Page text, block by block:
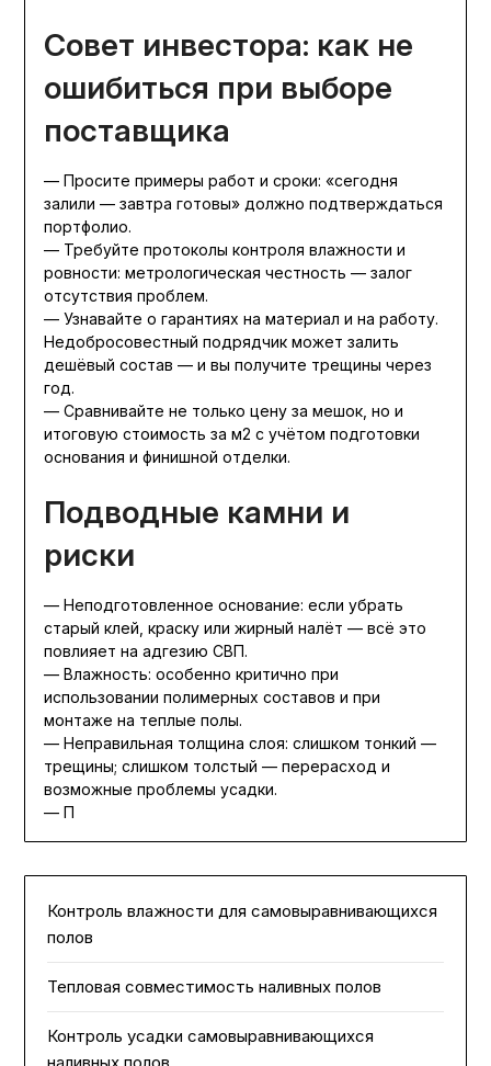
Совет инвестора: как не
ошибиться при выборе
поставщика
— Просите примеры работ и сроки: «сегодня
залили — завтра готовы» должно подтверждаться
портфолио.
— Требуйте протоколы контроля влажности и
ровности: метрологическая честность — залог
отсутствия проблем.
— Узнавайте о гарантиях на материал и на работу.
Недобросовестный подрядчик может залить
дешёвый состав — и вы получите трещины через
год.
— Сравнивайте не только цену за мешок, но и
итоговую стоимость за м2 с учётом подготовки
основания и финишной отделки.
Подводные камни и
риски
— Неподготовленное основание: если убрать
старый клей, краску или жирный налёт — всё это
повлияет на адгезию СВП.
— Влажность: особенно критично при
использовании полимерных составов и при
монтаже на теплые полы.
— Неправильная толщина слоя: слишком тонкий —
трещины; слишком толстый — перерасход и
возможные проблемы усадки.
— П
Контроль влажности для самовыравнивающихся
полов
Тепловая совместимость наливных полов
Контроль усадки самовыравнивающихся